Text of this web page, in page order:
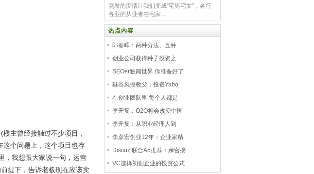
主曾经接触过不少项目，
这个问题上，这个项目也存
，我想跟大家说一句，运营
提下，告诉老板现在应该卖
突发的疫情让我们变成“宅男宅女”，各行
各业的从业者在宅家...
热点内容
郎春晖：两种分法、五种
创业公司获得种子投资之
SEOer独闯世界 你准备好了
硅谷风投教父：投资Yaho
在创业团队里 每个人都是
李开复：O2O将会改变中国
李开复：从职业经理人到
李彦宏创业12年：企业家精
Discuz!联合A5推荐：亲密接
VC选择初创企业的投资公式